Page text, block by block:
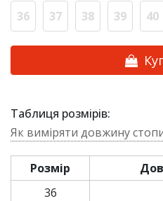
36
37 38 39 40
Таблиця розмірів:
Як виміряти довжину
Розмір
36